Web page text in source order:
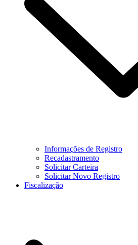
Informações de Registro
Recadastramento
Solicitar Carteira
Solicitar Novo Registro
Fiscalização